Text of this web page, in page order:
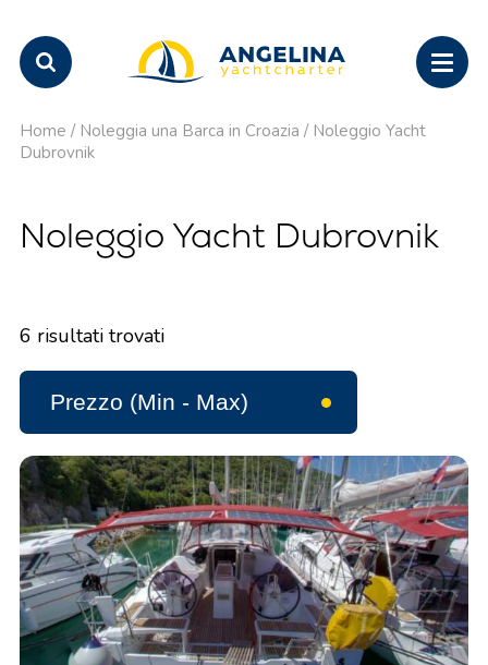
Home / Noleggia una Barca in Croazia / Noleggio Yacht
Dubrovnik
Noleggio Yacht Dubrovnik
6 risultati trovati